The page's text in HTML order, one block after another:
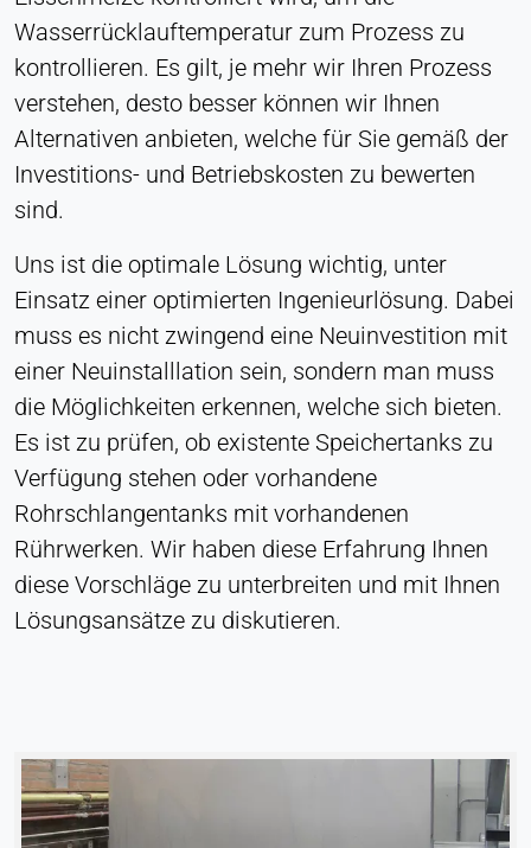
Wasserrücklauftemperatur zum Prozess zu
kontrollieren. Es gilt, je mehr wir Ihren Prozess
verstehen, desto besser können wir Ihnen
Alternativen anbieten, welche für Sie gemäß der
Investitions- und Betriebskosten zu bewerten
sind.
Uns ist die optimale Lösung wichtig, unter
Einsatz einer optimierten Ingenieurlösung. Dabei
muss es nicht zwingend eine Neuinvestition mit
einer Neuinstalllation sein, sondern man muss
die Möglichkeiten erkennen, welche sich bieten.
Es ist zu prüfen, ob existente Speichertanks zu
Verfügung stehen oder vorhandene
Rohrschlangentanks mit vorhandenen
Rührwerken. Wir haben diese Erfahrung Ihnen
diese Vorschläge zu unterbreiten und mit Ihnen
Lösungsansätze zu diskutieren.
VERMARKTUNG
Zur Messung der Marketingeffektivität und zur
Identifizierung geschäftsbezogener Besucher.
LinkedIn
bcookie, li_gc, lidc
Anbieter:
LinkedIn Gesellschaft
Zweck:
Konversions-Tracking
Cookie Laufzeit:
1 Tag - 1 Jahr
Leadinfo
Name:
_li_id.#, _li_id.#.expires, _li_ses.#,
Leadinfo B.V.
Zweck:
Unternehmensidentifikation (B2B)